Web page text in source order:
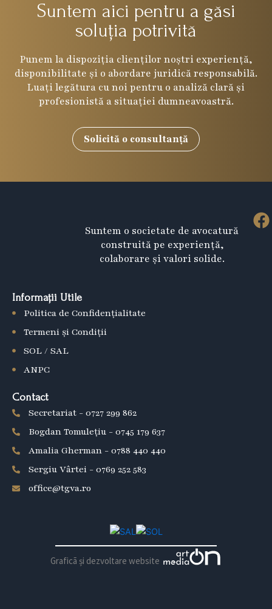
Suntem aici pentru a găsi
soluția potrivită
Punem la dispoziția clienților noștri experiență,
disponibilitate și o abordare juridică responsabilă.
Luați legătura cu noi pentru o analiză clară și
profesionistă a situației dumneavoastră.
Solicită o consultanță
Suntem o societate de avocatură
construită pe experiență,
colaborare și valori solide.
F
Informații Utile
Politica de Confidențialitate
Termeni și Condiții
SOL / SAL
ANPC
Contact
Secretariat - 0727 299 862
Bogdan Tomulețiu - 0745 179 637
Amalia Gherman - 0788 440 440
Sergiu Vârtei - 0769 252 583
office@tgva.ro
Graficã și dezvoltare website